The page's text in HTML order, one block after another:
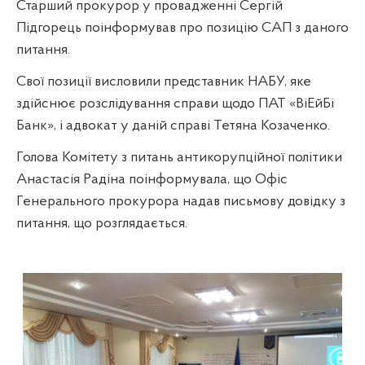
Старший прокурор у провадженні Сергій
Підгорець поінформував про позицію САП з даного
питання.
Свої позиції висловили представник НАБУ, яке
здійснює розслідування справи щодо ПАТ «ВіЕйБі
Банк», і адвокат у даній справі Тетяна Козаченко.
Голова Комітету з питань антикорупційної політики
Анастасія Радіна поінформувала, що Офіс
Генерального прокурора надав письмову довідку з
питання, що розглядається.